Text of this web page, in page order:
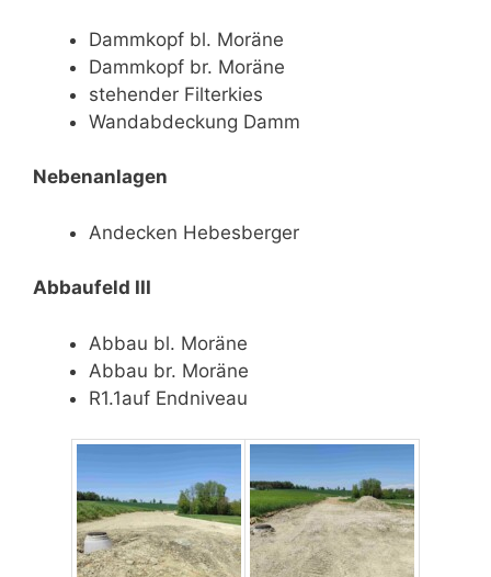
Dammkopf bl. Moräne
Dammkopf br. Moräne
stehender Filterkies
Wandabdeckung Damm
Nebenanlagen
Andecken Hebesberger
Abbaufeld III
Abbau bl. Moräne
Abbau br. Moräne
R1.1auf Endniveau